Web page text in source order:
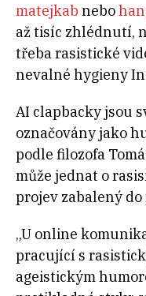
matejkab nebo
až tisíc zhlédnutí,
třeba rasistické
nevalné hygieny
AI clapbacky jsou
označovány jako
podle filozofa
může jednat o
projev zabalený
„U online
pracující s
ageistickým